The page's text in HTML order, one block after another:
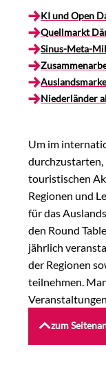
KI und Open
Quellmarkt
Sinus-Meta-
Niederländer
Um im
durchzustarten,
touristischen
Regionen und
für das
den Round
jährlich
der Regionen
teilnehmen.
zum